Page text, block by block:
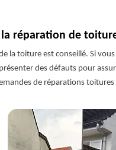
la réparation de
la toiture est conseillé. Si
des défauts pour
de réparations toitures